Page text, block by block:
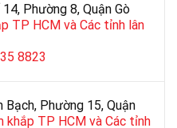
Phường 8, Quận Gò
TP HCM và Các tỉnh lân
8823
Bạch, Phường 15, Quận
khắp TP HCM và Các tỉnh